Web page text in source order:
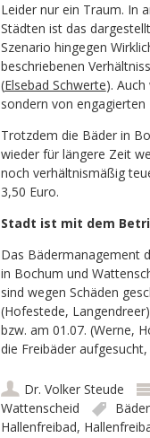
Leider nur ein Traum. In
Städten ist das
Szenario hingegen
beschriebenen
(Elsebad Schwerte).
sondern von
Trotzdem die Bäder in
wieder für längere Zeit
noch verhältnismäßig
3,50 Euro.
Stadt ist mit dem
Das Bädermanagement
in Bochum und
sind wegen Schäden
(Hofestede,
bzw. am 01.07. (Werne,
die Freibäder
Dr. Volker Steude
Wattenscheid
Hallenfreibad,